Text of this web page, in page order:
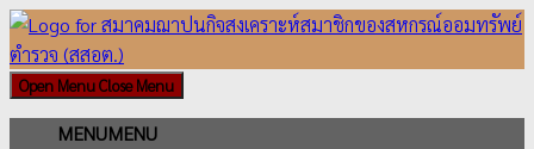
Skip
to
content
Open MenuClose Menu
MENUMENU